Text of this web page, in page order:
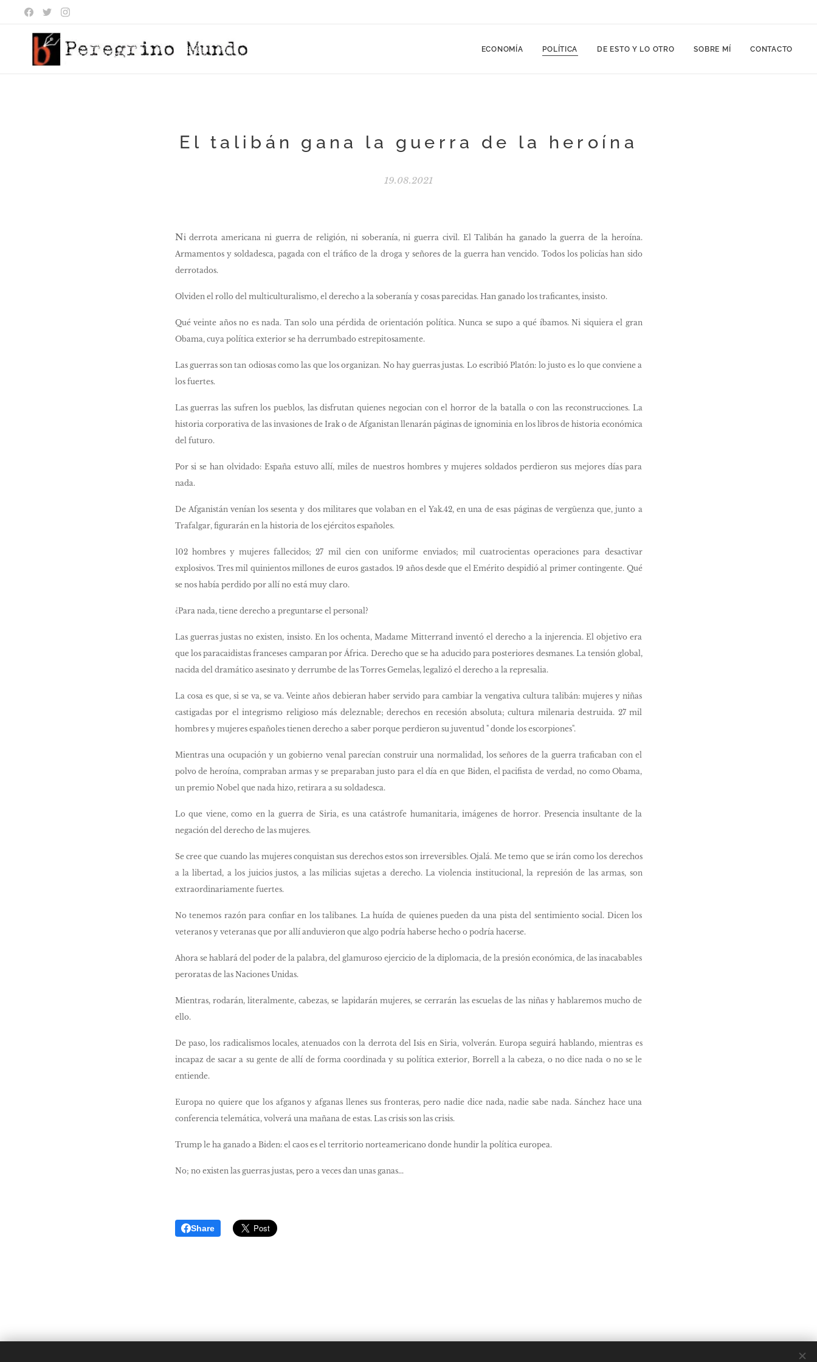
ECONOMÍA POLÍTICA DE ESTO Y LO OTRO SOBRE MÍ CONTACTO
El talibán gana la guerra de la heroína
19.08.2021
Ni derrota americana ni guerra de religión, ni soberanía, ni guerra civil. El Talibán ha ganado la guerra de la heroína.
Armamentos y soldadesca, pagada con el tráfico de la droga y señores de la guerra han vencido. Todos los policías han sido
derrotados.
Olviden el rollo del multiculturalismo, el derecho a la soberanía y cosas parecidas. Han ganado los traficantes, insisto.
Qué veinte años no es nada. Tan solo una pérdida de orientación política. Nunca se supo a qué íbamos. Ni siquiera el gran
Obama, cuya política exterior se ha derrumbado estrepitosamente.
Las guerras son tan odiosas como las que los organizan. No hay guerras justas. Lo escribió Platón: lo justo es lo que conviene a
los fuertes.
Las guerras las sufren los pueblos, las disfrutan quienes negocian con el horror de la batalla o con las reconstrucciones. La
historia corporativa de las invasiones de Irak o de Afganistan llenarán páginas de ignominia en los libros de historia económica
del futuro.
Por si se han olvidado: España estuvo allí, miles de nuestros hombres y mujeres soldados perdieron sus mejores días para
nada.
De Afganistán venían los sesenta y dos militares que volaban en el Yak.42, en una de esas páginas de vergüenza que, junto a
Trafalgar, figurarán en la historia de los ejércitos españoles.
102 hombres y mujeres fallecidos; 27 mil cien con uniforme enviados; mil cuatrocientas operaciones para desactivar
explosivos. Tres mil quinientos millones de euros gastados. 19 años desde que el Emérito despidió al primer contingente. Qué
se nos había perdido por allí no está muy claro.
¿Para nada, tiene derecho a preguntarse el personal?
Las guerras justas no existen, insisto. En los ochenta, Madame Mitterrand inventó el derecho a la injerencia. El objetivo era
que los paracaidistas franceses camparan por África. Derecho que se ha aducido para posteriores desmanes. La tensión global,
nacida del dramático asesinato y derrumbe de las Torres Gemelas, legalizó el derecho a la represalia.
La cosa es que, si se va, se va. Veinte años debieran haber servido para cambiar la vengativa cultura talibán: mujeres y niñas
castigadas por el integrismo religioso más deleznable; derechos en recesión absoluta; cultura milenaria destruida. 27 mil
hombres y mujeres españoles tienen derecho a saber porque perdieron su juventud " donde los escorpiones".
Mientras una ocupación y un gobierno venal parecían construir una normalidad, los señores de la guerra traficaban con el
polvo de heroína, compraban armas y se preparaban justo para el día en que Biden, el pacifista de verdad, no como Obama,
un premio Nobel que nada hizo, retirara a su soldadesca.
Lo que viene, como en la guerra de Siria, es una catástrofe humanitaria, imágenes de horror. Presencia insultante de la
negación del derecho de las mujeres.
Se cree que cuando las mujeres conquistan sus derechos estos son irreversibles. Ojalá. Me temo que se irán como los derechos
a la libertad, a los juicios justos, a las milicias sujetas a derecho. La violencia institucional, la represión de las armas, son
extraordinariamente fuertes.
No tenemos razón para confiar en los talibanes. La huída de quienes pueden da una pista del sentimiento social. Dicen los
veteranos y veteranas que por allí anduvieron que algo podría haberse hecho o podría hacerse.
Ahora se hablará del poder de la palabra, del glamuroso ejercicio de la diplomacia, de la presión económica, de las inacabables
peroratas de las Naciones Unidas.
Mientras, rodarán, literalmente, cabezas, se lapidarán mujeres, se cerrarán las escuelas de las niñas y hablaremos mucho de
ello.
De paso, los radicalismos locales, atenuados con la derrota del Isis en Siria, volverán. Europa seguirá hablando, mientras es
incapaz de sacar a su gente de allí de forma coordinada y su política exterior, Borrell a la cabeza, o no dice nada o no se le
entiende.
Europa no quiere que los afganos y afganas llenes sus fronteras, pero nadie dice nada, nadie sabe nada. Sánchez hace una
conferencia telemática, volverá una mañana de estas. Las crisis son las crisis.
Trump le ha ganado a Biden: el caos es el territorio norteamericano donde hundir la política europea.
No; no existen las guerras justas, pero a veces dan unas ganas...
Share